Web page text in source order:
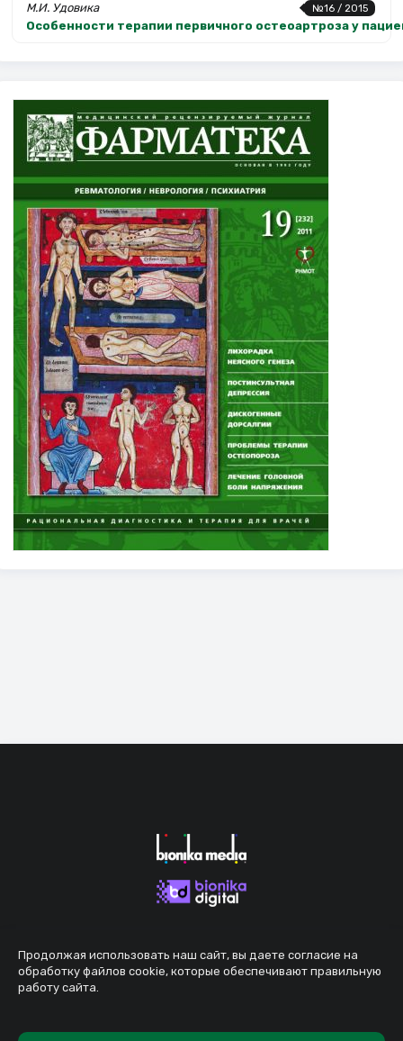
№16 / 2015
М.И. Удовика
Особенности терапии первичного остеоартроза у
Продолжая использовать наш сайт, вы даете согласие на
обработку файлов cookie, которые обеспечивают правильную
работу сайта.